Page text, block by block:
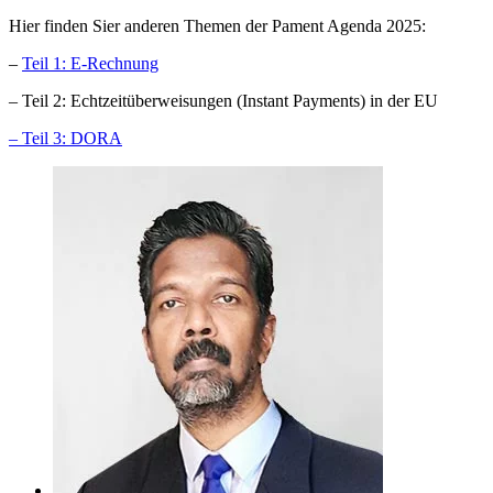
Hier finden Sier anderen Themen der Pament Agenda 2025:
– Teil 1: E-Rechnung
– Teil 2: Echtzeitüberweisungen (Instant Payments) in der EU
– Teil 3: DORA